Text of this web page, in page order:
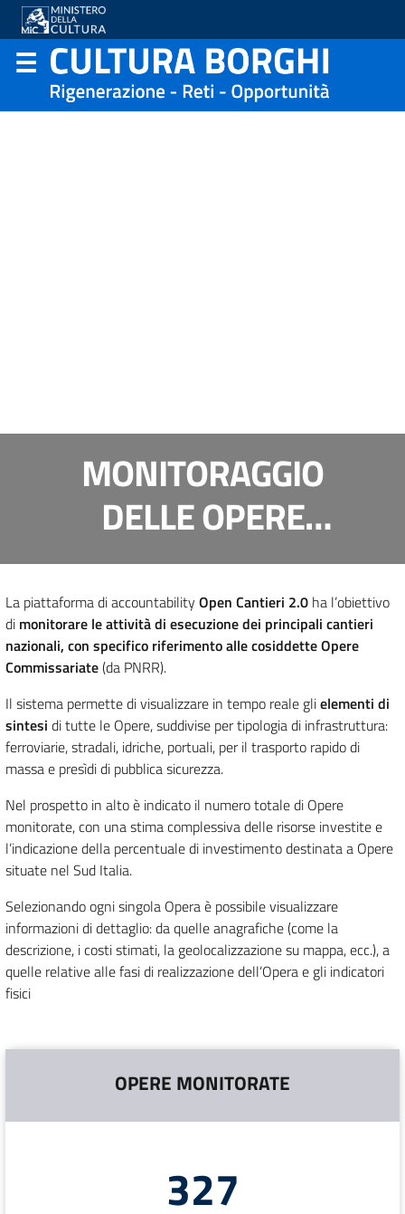
MONITORAGGIO
DELLE OPERE
COMMISSARIATE
L'ANDAMENTO DEI
CANTIERI IN ITALIA
La piattaforma di accountability Open Cantieri 2.0 ha l’obiettivo
di monitorare le attività di esecuzione dei principali cantieri
nazionali, con specifico riferimento alle cosiddette Opere
Commissariate(da PNRR).
Il sistema permette di visualizzare in tempo reale glielementi di
sintesi di tutte le Opere, suddivise per tipologia di infrastruttura:
ferroviarie, stradali, idriche, portuali, per il trasporto rapido di
massa e presìdi di pubblica sicurezza.
Nel prospetto in alto è indicato il numero totale di Opere
monitorate, con una stima complessiva delle risorse investite e
l’indicazione della percentuale di investimento destinata a Opere
situate nel Sud Italia.
Selezionando ogni singola Opera è possibile visualizzare
informazioni di dettaglio: da quelle anagrafiche (come la
descrizione, i costi stimati, la geolocalizzazione su mappa, ecc.), a
quelle relative alle fasi di realizzazione dell’Opera e gli indicatori
fisici
OPERE MONITORATE
327